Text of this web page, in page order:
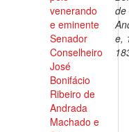
venerando
e eminente
Senador
Conselheiro
José
Bonifácio
Ribeiro de
Andrada
Machado e
de
e,